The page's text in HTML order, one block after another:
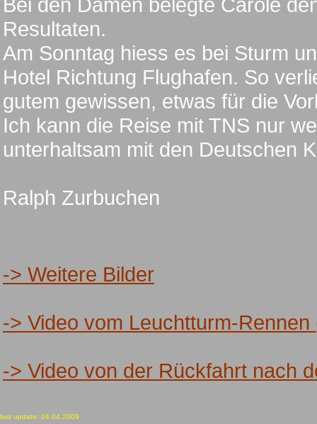
Bei den Damen belegte Carole
Resultaten.
Am Sonntag hiess es bei Sturm
Hotel Richtung Flughafen. So
gutem gewissen, etwas für die
Ich kann die Reise mit TNS nur
unterhaltsam mit den Deutschen
Ralph Zurbuchen
-> Weitere Bilder
-> Video vom Leuchtturm-Rennen
-> Video von der Rückfahrt nach
last update: 04.04.2009